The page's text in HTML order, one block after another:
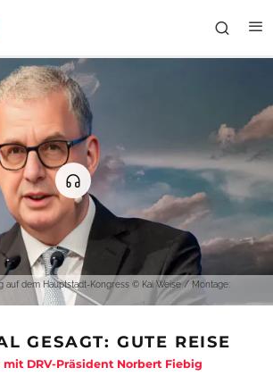
auf dem Hauptstadt-Kongress © Kai Weise / Montage:
GESAGT: GUTE REISE
DRV-Präsident Norbert Fiebig